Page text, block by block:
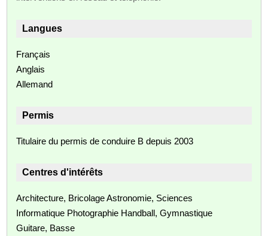
Langues
Français
Anglais
Allemand
Permis
Titulaire du permis de conduire B depuis 2003
Centres d'intérêts
Architecture, Bricolage Astronomie, Sciences
Informatique Photographie Handball, Gymnastique
Guitare, Basse